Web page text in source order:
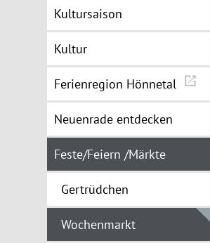
Kultursaison
Kultur
Ferienregion Hönnetal
Neuenrade entdecken
Feste/Feiern /Märkte
Gertrüdchen
Wochenmarkt